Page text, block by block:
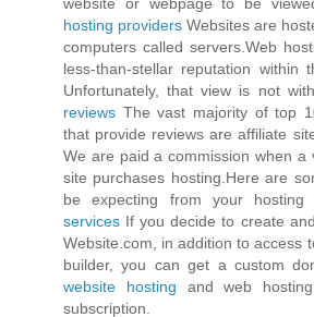
hosting providers Websites are
computers called servers.Web
less-than-stellar reputation within
Unfortunately, that view is not
reviews The vast majority of top
that provide reviews are affiliate
We are paid a commission when a
site purchases hosting.Here are
be expecting from your hosting
services If you decide to create
Website.com, in addition to access
builder, you can get a custom
website hosting and web
subscription.